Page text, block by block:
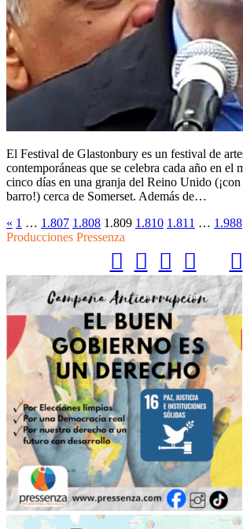
El Festival de Glastonbury es un festival de
contemporáneas que se celebra cada año en el
cinco días en una granja del Reino Unido
barro!) cerca de Somerset. Además de…
« 1 … 1.807 1.808 1.809 1.810 1.811 … 1.988
Producciones Pressenza